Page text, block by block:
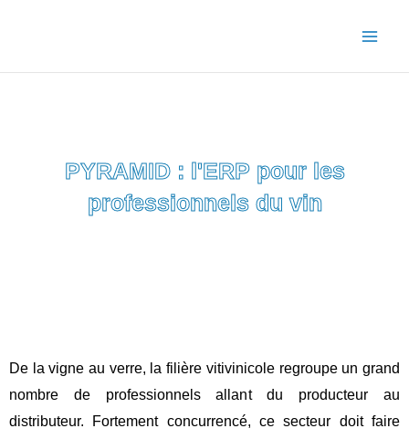
contenu
PYRAMID : l'ERP pour les
professionnels du vin
De la vigne au verre, la filière vitivinicole regroupe un grand
nombre de professionnels allant du producteur au
distributeur. Fortement concurrencé, ce secteur doit faire